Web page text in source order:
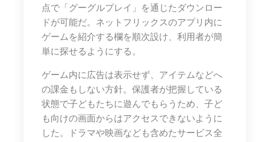
点で「グーグルプレイ」を通じたダウンロー
ドが可能だ。ネットフリックスのアプリ内に
ゲームを紹介する欄を順次設け、利用者が簡
単に探せるようにする。
ゲーム内に広告は表示せず、アイテムなどへ
の課金もしない方針。保護者が把握している
状態で子どもたちに遊んでもらうため、子ど
も向けの画面からはアクセスできないように
した。ドラマや映画なども含めたサービス全